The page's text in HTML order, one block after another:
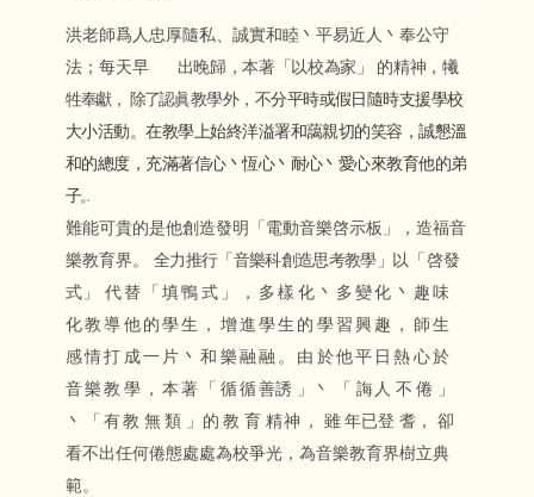
洪老師爲人忠厚隨私、誠實和睦丶平易近人丶奉公守
法；每天早 出晚歸，本著「以校為家」 的精神，犧
牲奉獻， 除了認眞教學外，不分平時或假日隨時支援學校
大小活動。在教學上始終洋溢署和藹親切的笑容，誠懇溫
和的總度，充滿著信心丶恆心丶耐心丶愛心來教育他的 弟
子。
難能可貴的是他創造發明「電動音樂啓示板」，造福音
樂教育界。 全力推行「音樂科創造思考教學」 以「啓發
式」
代替「填鴨式」，多樣化丶多變化丶趣味
化教導他的學生，增進學生的學習興趣，師生
感情打成一片丶和樂融融。由於他平日熱心於
音樂教學，本著「循循善誘 」 丶 「 誨 人 不 倦 」
丶
「有教無 類 」 的 教 育 精神 ，雖 年已登 耆， 卻
看不出任何倦態處處為校爭光，為音樂教育界樹立典
範。